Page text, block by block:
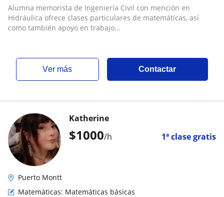
Alumna memorista de Ingeniería Civil con mención en
Hidráulica ofrece clases particulares de matemáticas, así
como también apoyo en trabajo...
ver más Contactar
$1000/h 1ª clase gratis
Katherine
Puerto Montt
Matemáticas: Matemáticas básicas